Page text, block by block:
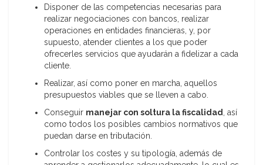
Disponer de las competencias necesarias para
realizar negociaciones con bancos, realizar
operaciones en entidades financieras, y, por
supuesto, atender clientes a los que poder
ofrecerles servicios que ayudarán a fidelizar a cada
cliente.
Realizar, así como poner en marcha, aquellos
presupuestos viables que se lleven a cabo.
Conseguir manejar con soltura la fiscalidad, así
como todos los posibles cambios normativos que
puedan darse en tributación.
Controlar los costes y su tipología, además de